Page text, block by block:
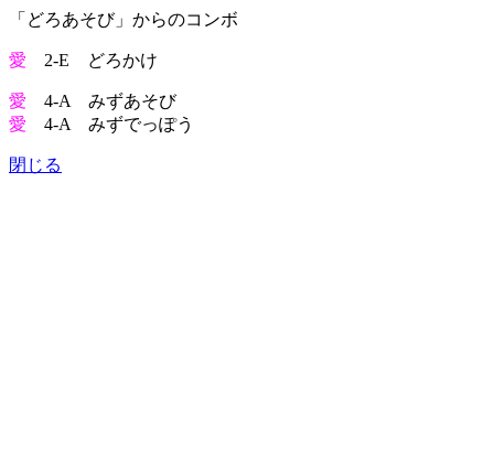
「どろあそび」からのコンボ
愛 2-E どろかけ
愛 4-A みずあそび
愛 4-A みずでっぽう
閉じる